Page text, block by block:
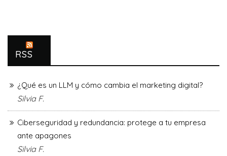
RSS
¿Qué es un LLM y cómo cambia el marketing digital?
Silvia F.
Ciberseguridad y redundancia: protege a tu empresa
ante apagones
Silvia F.